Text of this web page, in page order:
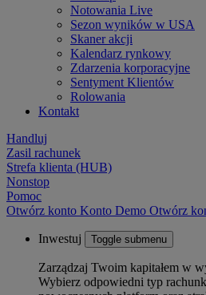
Notowania Live
Sezon wyników w USA
Skaner akcji
Kalendarz rynkowy
Zdarzenia korporacyjne
Sentyment Klientów
Rolowania
Kontakt
Handluj
Zasil rachunek
Strefa klienta (HUB)
Nonstop
Pomoc
Otwórz konto Konto Demo Otwórz
Inwestuj Toggle submenu
Zarządzaj Twoim kapitałem w
Wybierz odpowiedni typ